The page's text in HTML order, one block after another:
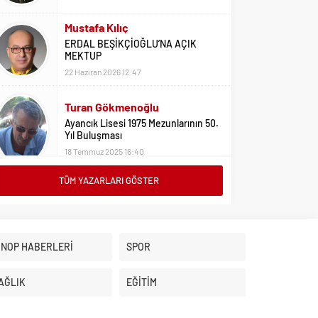
Mustafa Kılıç
ERDAL BEŞİKÇİOĞLU’NA AÇIK
MEKTUP
22 Haziran 2026 12:47
Turan Gökmenoğlu
Ayancık Lisesi 1975 Mezunlarının 50.
Yıl Buluşması
18 Temmuz 2025 16:40
Adil Yıldız
Bu Sene Fenerbahçe Ülke Puanlarını
Üniversite Tercihleri İçin Öneriler
TÜM YAZARLARI GÖSTER
HABERLERİ SPOR
EĞİTİM